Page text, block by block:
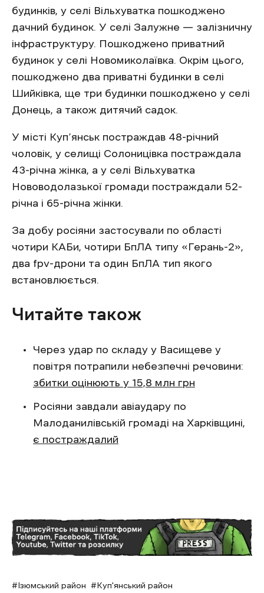
будинків, у селі Вільхуватка пошкоджено
дачний будинок. У селі Залужне — залізничну
інфраструктуру. Пошкоджено приватний
будинок у селі Новомиколаївка. Окрім цього,
пошкоджено два приватні будинки в селі
Шийківка, ще три будинки пошкоджено у селі
Донець, а також дитячий садок.
У місті Куп’янськ постраждав 48-річний
чоловік, у селищі Солоницівка постраждала
43-річна жінка, а у селі Вільхуватка
Нововодолазької громади постраждали 52-
річна і 65-річна жінки.
За добу росіяни застосували по області
чотири КАБи, чотири БпЛА типу «Герань-2»,
два fpv-дрони та один БпЛА тип якого
встановлюється.
Читайте також
Через удар по складу у Васищеве у
повітря потрапили небезпечні речовини:
збитки оцінюють у 15,8 млн грн
Росіяни завдали авіаудару по
Малоданилівській громаді на Харківщині,
є постраждалий
Ізюмський район
Куп'янський район